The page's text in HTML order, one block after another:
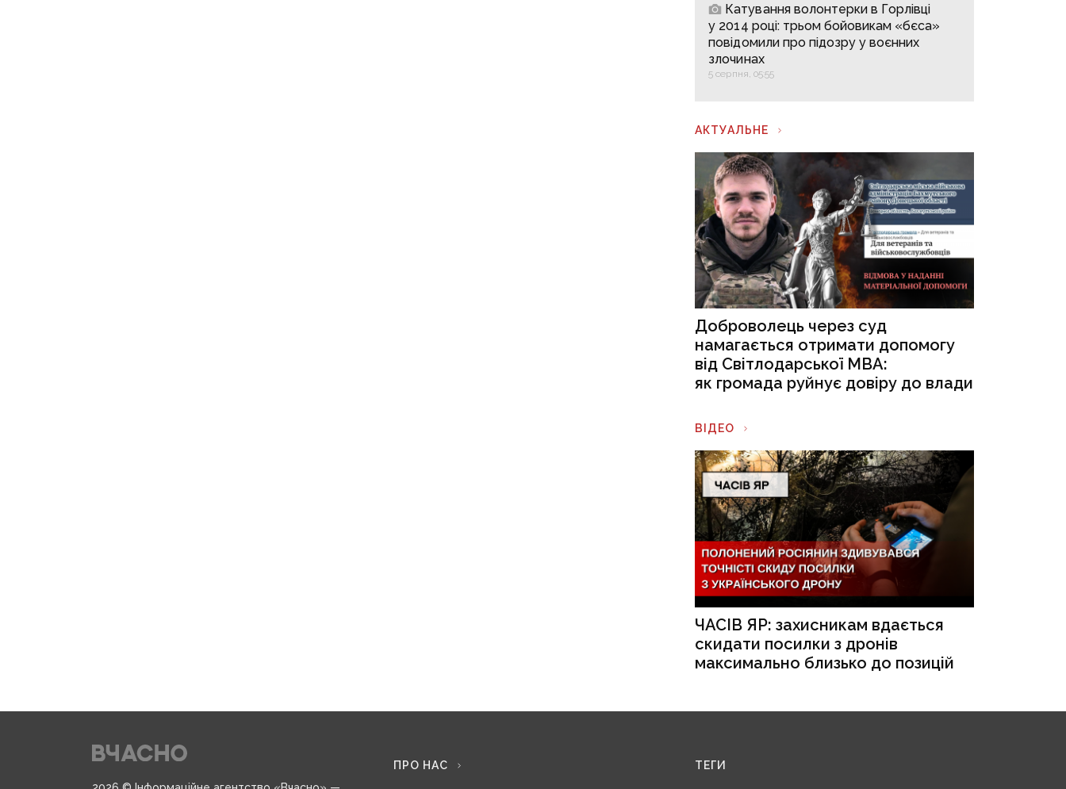
Катування волонтерки в Горлівці
у 2014 році: трьом бойовикам «бєса»
повідомили про підозру у воєнних
злочинах
5 серпня, 05:55
АКТУАЛЬНЕ
Доброволець через суд
намагається отримати допомогу
від Світлодарської МВА:
як громада руйнує довіру до влади
ВІДЕО
ЧАСІВ ЯР: захисникам вдається
скидати посилки з дронів
максимально близько до позицій
ПРО НАС ТЕГИ